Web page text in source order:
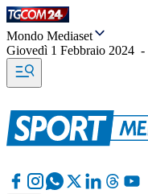
Mondo Mediaset
Giovedì 1 Febbraio 2024 -